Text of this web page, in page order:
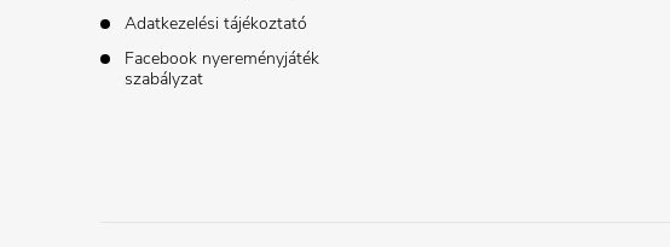
Adatkezelési tájékoztató
Facebook nyereményjáték
szabályzat